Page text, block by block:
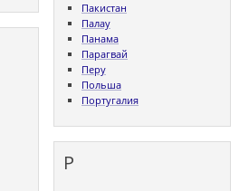
Пакистан
Палау
Панама
Парагвай
Перу
Польша
Португалия
Р